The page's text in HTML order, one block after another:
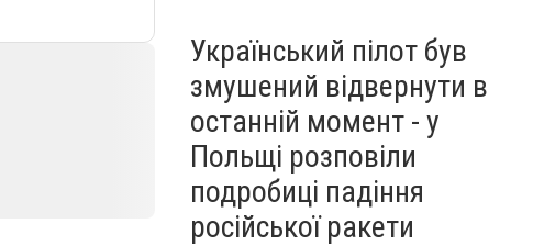
Український пілот був
змушений відвернути в
останній момент - у
Польщі розповіли
подробиці падіння
російської ракети